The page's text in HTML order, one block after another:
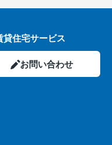
貸住宅サービス
お問い合わせ